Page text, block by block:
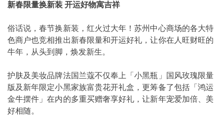
新春限量换新装 开运好物寓吉祥
俗话说，春节换新装，红火过大年！苏州中心商场的各大特
色商户也竞相推出新春限量和开运好礼，让你在人旺财旺的
牛年，从头到脚，焕发新生。
护肤及美妆品牌法国兰蔻不仅奉上「小黑瓶」国风玫瑰限量
版及新年限定小黑家族富贵花开礼盒，更筹备了包括「鸿运
金牛摆件」在内的多重买赠奢享好礼，让新年宠爱加倍、美
好相随。